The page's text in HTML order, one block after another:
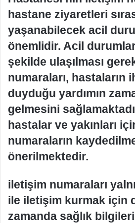
hastane ziyaretleri
yaşanabilecek acil
önemlidir. Acil
şekilde ulaşılması
numaraları, hastaların
duyduğu yardımın
gelmesini
hastalar ve yakınları
numaraların
önerilmektedir.
iletişim numaraları
ile iletişim kurmak için
zamanda sağlık